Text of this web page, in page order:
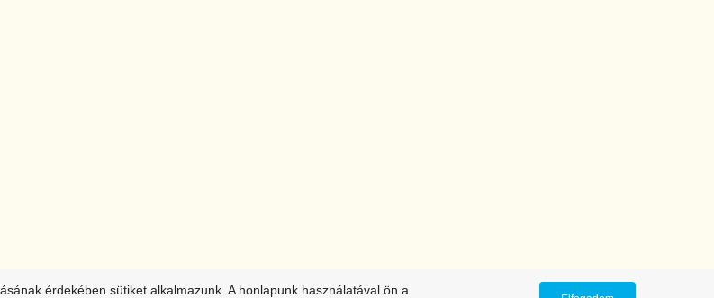
érdekében sütiket alkalmazunk. A honlapunk használatával ön a